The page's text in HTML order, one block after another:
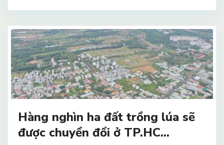
Hàng nghìn ha đất trồng lúa sẽ
được chuyển đổi ở TP.HC...